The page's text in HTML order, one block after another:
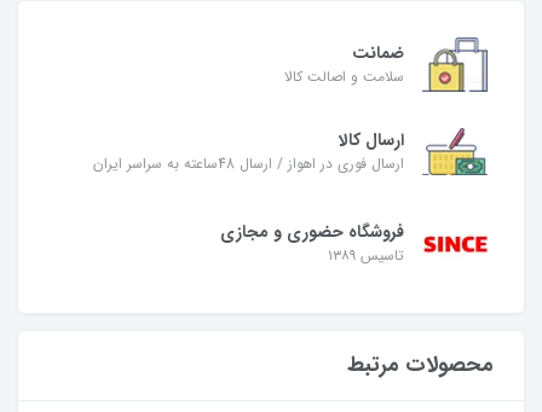
ضمانت
سلامت و اصالت کالا
ارسال کالا
ارسال فوری در اهواز / ارسال 48ساعته به سراسر ایران
فروشگاه حضوری و مجازی
تاسیس ۱۳۸۹
محصولات مرتبط